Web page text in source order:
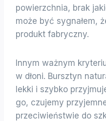
powierzchnia, brak
może być sygnałem,
produkt fabryczny.
Innym ważnym
w dłoni. Bursztyn
lekki i szybko
go, czujemy
przeciwieństwie do